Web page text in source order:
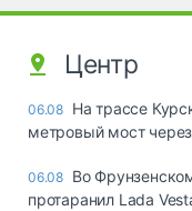
Центр
06.08 На трассе
метровый мост
06.08 Во
протаранил Lada